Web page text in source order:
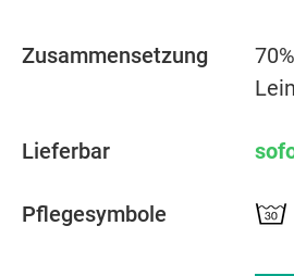
Zusammensetzung
Lieferbar
Pflegesymbole